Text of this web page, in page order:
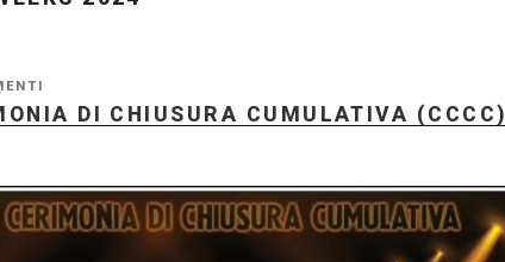
DI CHIUSURA CUMULATIVA (CCCC)